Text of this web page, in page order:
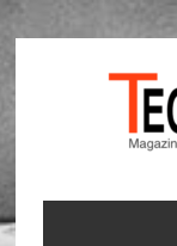
Zur
Hauptnavigation
Zum
Inhalt
Zur
Seitenspalte